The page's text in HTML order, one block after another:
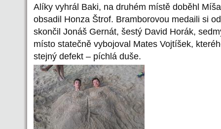
Alíky vyhrál Baki, na druhém místě doběhl
obsadil Honza Štrof. Bramborovou medaili si
skončil Jonáš Gernát, šestý David Horák,
místo statečně vybojoval Mates Vojtíšek,
stejný defekt – píchlá duše.